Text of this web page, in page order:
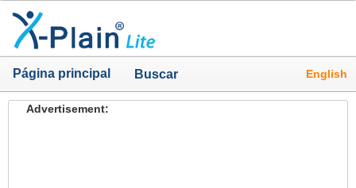
Página principal Buscar English
Advertisement: